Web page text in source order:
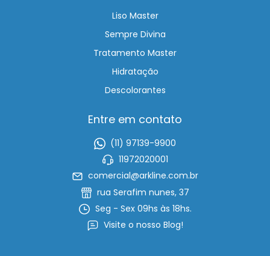
Liso Master
Sempre Divina
Tratamento Master
Hidratação
Descolorantes
Entre em contato
(11) 97139-9900
11972020001
comercial@arkline.com.br
rua Serafim nunes, 37
Seg - Sex 09hs às 18hs.
Visite o nosso Blog!